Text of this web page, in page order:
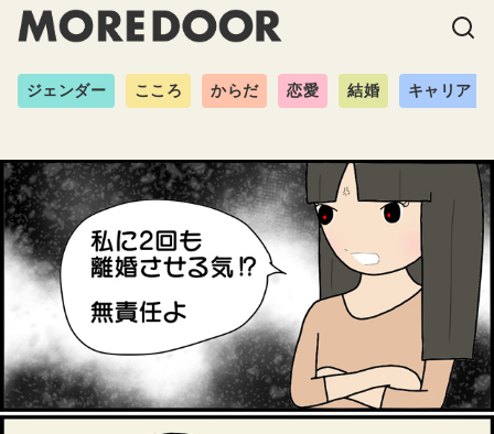
ジェンダー こころ からだ 恋愛 結婚 キャリア